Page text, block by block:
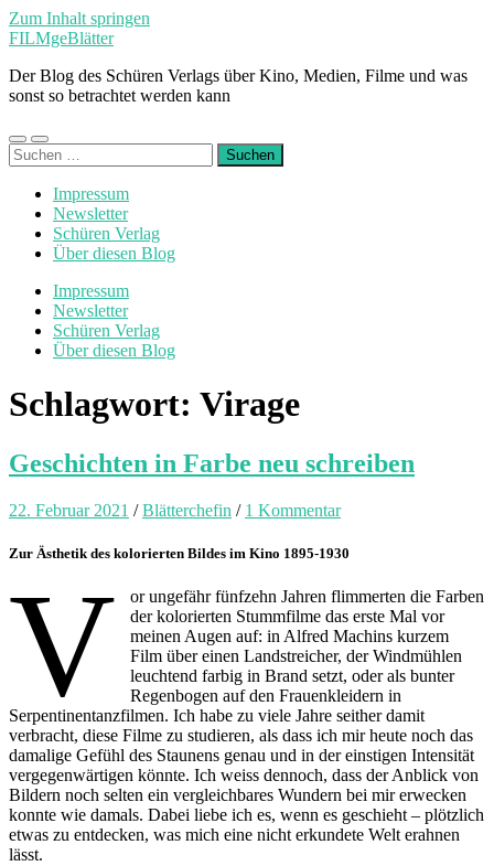
Zum Inhalt springen
FILMgeBlätter
Der Blog des Schüren Verlags über Kino, Medien, Filme und was
sonst so betrachtet werden kann
Mobile-
Menü
Suchfeld
ein-/ausblenden
Suchen
nach:
Impressum
Newsletter
Schüren Verlag
Über diesen Blog
Impressum
Newsletter
Schüren Verlag
Über diesen Blog
Schlagwort: Virage
Geschichten in Farbe neu schreiben
22. Februar 2021 /Blätterchefin / 1 Kommentar
Zur Ästhetik des kolorierten Bildes im Kino 1895-1930
V
or ungefähr fünfzehn Jahren flimmerten die Farben
der kolorierten Stummfilme das erste Mal vor
meinen Augen auf: in Alfred Machins kurzem
Film über einen Landstreicher, der Windmühlen
leuchtend farbig in Brand setzt, oder als bunter
Regenbogen auf den Frauenkleidern in
Serpentinentanzfilmen. Ich habe zu viele Jahre seither damit
verbracht, diese Filme zu studieren, als dass ich mir heute noch das
damalige Gefühl des Staunens genau und in der einstigen Intensität
vergegenwärtigen könnte. Ich weiss dennoch, dass der Anblick von
Bildern noch selten ein vergleichbares Wundern bei mir erwecken
konnte wie damals. Dabei liebe ich es, wenn es geschieht – plötzlich
etwas zu entdecken, was mich eine nicht erkundete Welt erahnen
lässt.